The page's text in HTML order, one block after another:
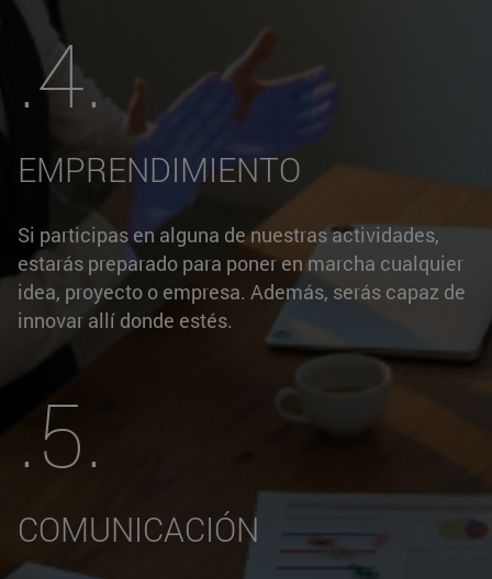
.4.
EMPRENDIMIENTO
Si participas en alguna de nuestras actividades,
estarás preparado para poner en marcha cualquier
idea, proyecto o empresa. Además, serás capaz de
innovar allí donde estés.
.5.
COMUNICACIÓN